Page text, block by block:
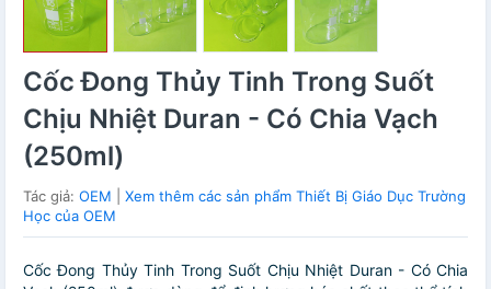
Cốc Đong Thủy Tinh Trong Suốt
Chịu Nhiệt Duran - Có Chia Vạch
(250ml)
Tác giả: OEM
Xem thêm các sản phẩm Thiết Bị Giáo Dục Trường
Học của OEM
Cốc Đong Thủy Tinh Trong Suốt Chịu Nhiệt Duran - Có Chia